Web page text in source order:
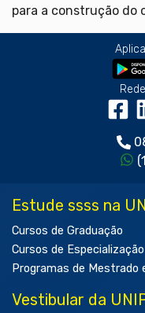
para a construção do
Estude ssss na
Cursos de Graduação
Cursos de
Programas de Mestrado
Vestibular da